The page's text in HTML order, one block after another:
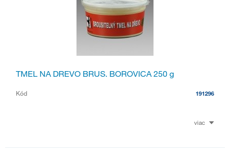
TMEL NA DREVO BRUS. BOROVICA 250 g
Kód 191296
viac